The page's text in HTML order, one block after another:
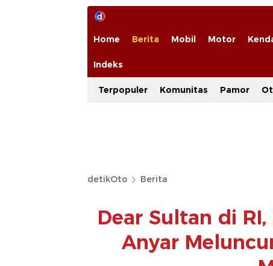
Home Berita Mobil Motor
Indeks
Terpopuler Komunitas Pamor
detikOto Berita
Dear Sultan di RI,
Anyar